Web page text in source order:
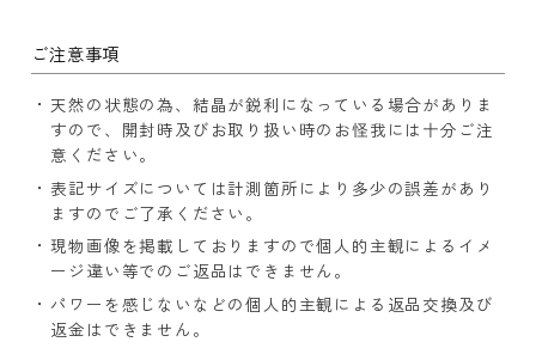
ご注意事項
天然の状態の為、結晶が鋭利になっている場合がありま
すので、開封時及びお取り扱い時のお怪我には十分ご注
意ください。
表記サイズについては計測箇所により多少の誤差があり
ますのでご了承ください。
現物画像を掲載しておりますので個人的主観によるイメ
ージ違い等でのご返品はできません。
パワーを感じないなどの個人的主観による返品交換及び
返金はできません。